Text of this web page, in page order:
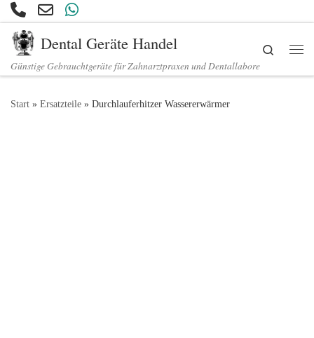
Zum Inhalt springen
Dental Geräte Handel
Günstige Gebrauchtgeräte für Zahnarztpraxen und Dentallabore
Search
Start » Ersatzteile » Durchlauferhitzer Wassererwärmer